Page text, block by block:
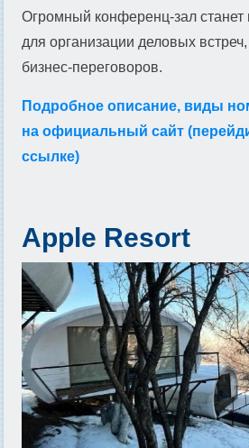
Огромный конференц-зал
для организации деловых
бизнес-переговоров.
Подробное описание, виды
на официальный сайт
ссылке)
Apple Resort